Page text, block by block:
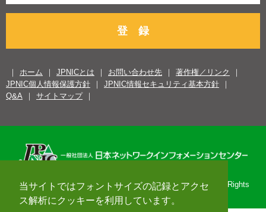
当サイトではフォントサイズの記録とアクセ
ス解析にクッキーを利用しています。
登 録
ホーム JPNICとは お問い合わせ先
著作権／リンク
JPNIC個人情報保護方針
JPNIC情報セキュリティ基本方針
Q&A
サイトマップ
Copyright© 1996-2026 Japan Network Information Center. All Rights
Reserved.